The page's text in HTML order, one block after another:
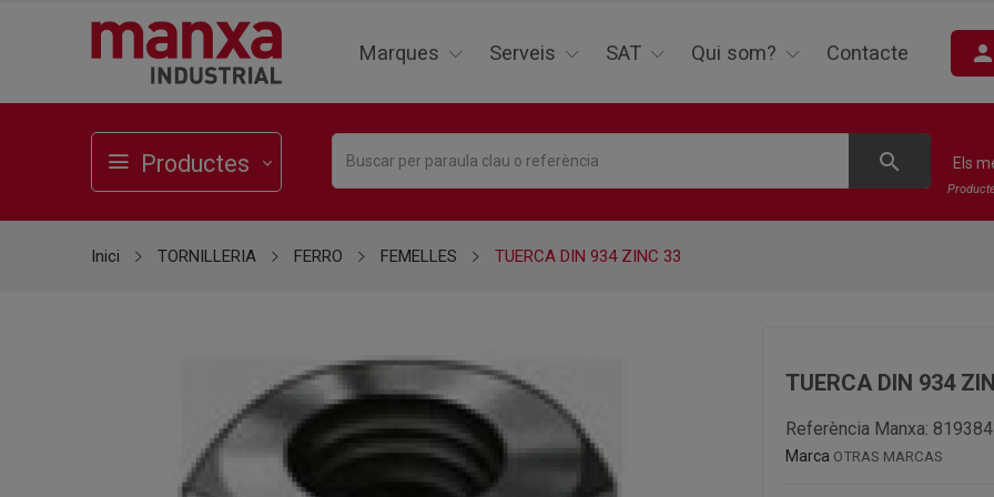
Marques Serveis SAT Qui som? Contacte person
Productes search Els
Inici TORNILLERIA FERRO FEMELLES TUERCA DIN 934 ZINC 33
TUERCA DIN 934
Referència Manxa: 819384
Marca OTRAS MARCAS